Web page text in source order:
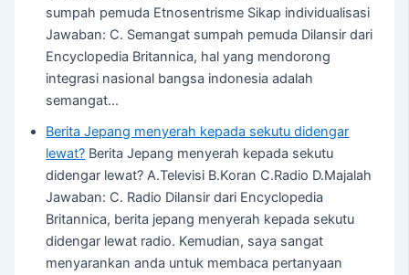
sumpah pemuda Etnosentrisme Sikap individualisasi
Jawaban: C. Semangat sumpah pemuda Dilansir dari
Encyclopedia Britannica, hal yang mendorong
integrasi nasional bangsa indonesia adalah
semangat…
Berita Jepang menyerah kepada sekutu didengar
lewat? Berita Jepang menyerah kepada sekutu
didengar lewat? A.Televisi B.Koran C.Radio D.Majalah
Jawaban: C. Radio Dilansir dari Encyclopedia
Britannica, berita jepang menyerah kepada sekutu
didengar lewat radio. Kemudian, saya sangat
menyarankan anda untuk membaca pertanyaan